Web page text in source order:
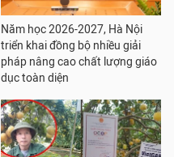
Năm học 2026-2027, Hà Nội
triển khai đồng bộ nhiều giải
pháp nâng cao chất lượng giáo
dục toàn diện